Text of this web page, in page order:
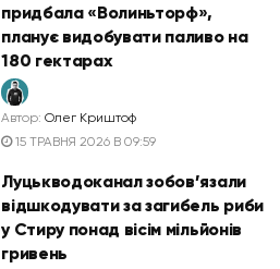
придбала «Волиньторф»,
планує видобувати паливо на
180 гектарах
Автор: Олег Криштоф
15 ТРАВНЯ 2026 В 09:59
Луцькводоканал зобов’язали
відшкодувати за загибель риби
у Стиру понад вісім мільйонів
гривень